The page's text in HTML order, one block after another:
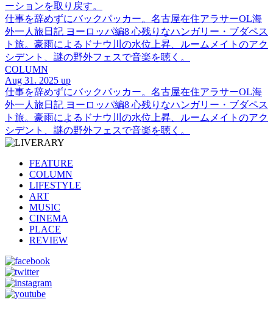
ーションを取り戻す。
仕事を辞めずにバックパッカー。名古屋在住アラサーOL海
外一人旅日記 ヨーロッパ編8 心残りなハンガリー・ブダペス
ト旅。豪雨によるドナウ川の水位上昇、ルームメイトのアク
シデント、謎の野外フェスで音楽を聴く。
COLUMN
Aug 31. 2025 up
仕事を辞めずにバックパッカー。名古屋在住アラサーOL海
外一人旅日記 ヨーロッパ編8 心残りなハンガリー・ブダペス
ト旅。豪雨によるドナウ川の水位上昇、ルームメイトのアク
シデント、謎の野外フェスで音楽を聴く。
FEATURE
COLUMN
LIFESTYLE
ART
MUSIC
CINEMA
PLACE
REVIEW